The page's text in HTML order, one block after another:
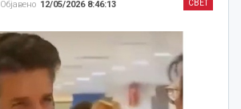
СВЕТ
Објавено 12/05/2026 8:46:13